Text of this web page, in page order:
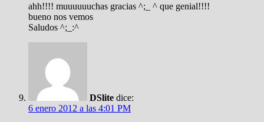
ahh!!!! muuuuuuchas gracias ^;_ ^ que genial!!!!
bueno nos vemos
Saludos ^;_:^
DSlite dice:
6 enero 2012 a las 4:01 PM